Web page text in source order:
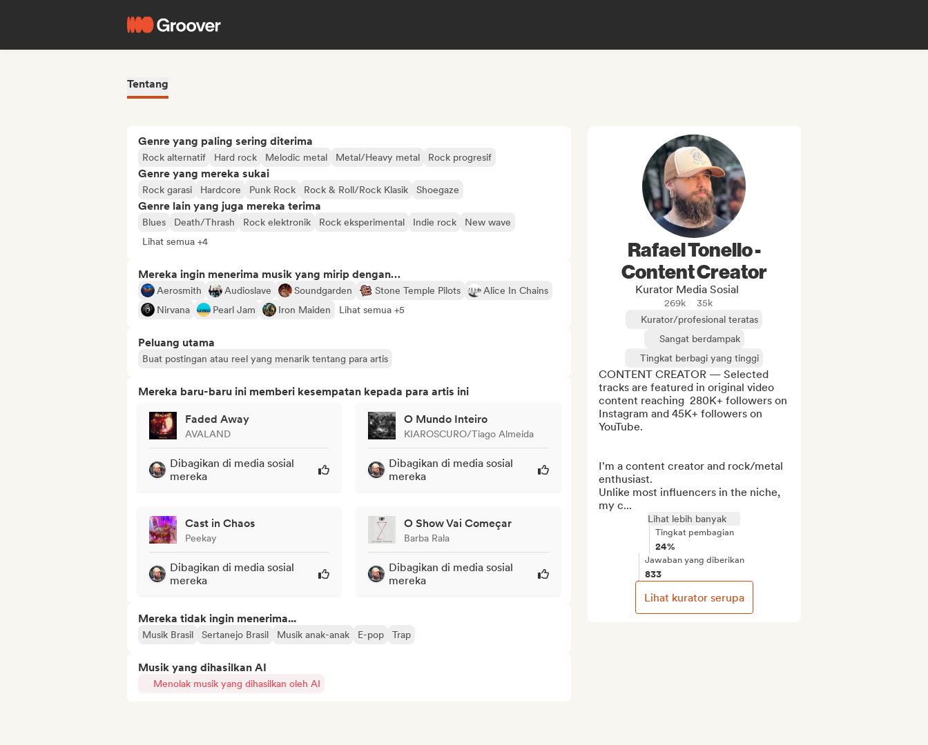
Tentang
Genre yang paling sering diterima
Rock alternatif Hard rock Melodic metal Metal/Heavy metal Rock progresif
Genre yang mereka sukai
Rock garasi Hardcore Punk Rock Rock & Roll/Rock Klasik Shoegaze
Genre lain yang juga mereka terima
Blues Death/Thrash Rock elektronik Rock eksperimental Indie rock
New wave
Lihat semua +4
Mereka ingin menerima musik yang mirip dengan…
Aerosmith Audioslave Soundgarden Stone Temple Pilots
Alice In Chains
Nirvana
Pearl Jam Iron Maiden Lihat semua +5
Peluang utama
Buat postingan atau reel yang menarik tentang para artis
Mereka baru-baru ini memberi kesempatan kepada para artis ini
Faded Away
AVALAND
Dibagikan di media sosial
mereka
O Mundo Inteiro
KIAROSCURO/Tiago Almeida
Dibagikan di media sosial
mereka
Cast in Chaos
Peekay
Dibagikan di media sosial
mereka
O Show Vai Começar
Barba Rala
Dibagikan di media sosial
mereka
Mereka tidak ingin menerima...
Musik Brasil Sertanejo Brasil Musik anak-anak E-pop Trap
Musik yang dihasilkan AI
Menolak musik yang dihasilkan oleh AI
Rafael Tonello -
Content Creator
Kurator Media Sosial
269k
35k
Kurator/profesional teratas
Sangat berdampak
Tingkat berbagi yang tinggi
CONTENT CREATOR — Selected
tracks are featured in original video
content reaching  280K+ followers on
Instagram and 45K+ followers on
YouTube.
I'm a content creator and rock/metal
enthusiast.
Unlike most influencers in the niche,
my c...
Lihat lebih banyak
Tingkat pembagian
24%
Jawaban yang diberikan
833
Lihat kurator serupa